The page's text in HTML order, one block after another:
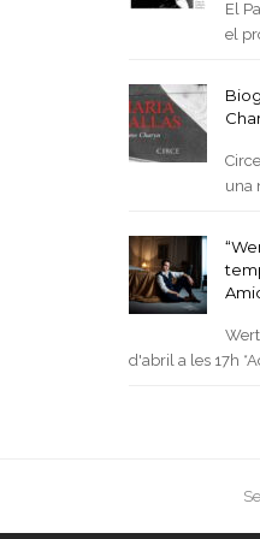
El
el
una
d'abril a les 17h